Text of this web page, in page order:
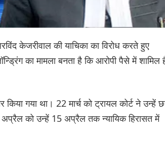
केजरीवाल की याचिका का विरोध करते हुए
का मामला बनता है कि आरोपी पैसे में शामिल
किया गया था। 22 मार्च को ट्रायल कोर्ट ने उन्हें
अप्रैल को उन्हें 15 अप्रैल तक न्यायिक हिरासत में